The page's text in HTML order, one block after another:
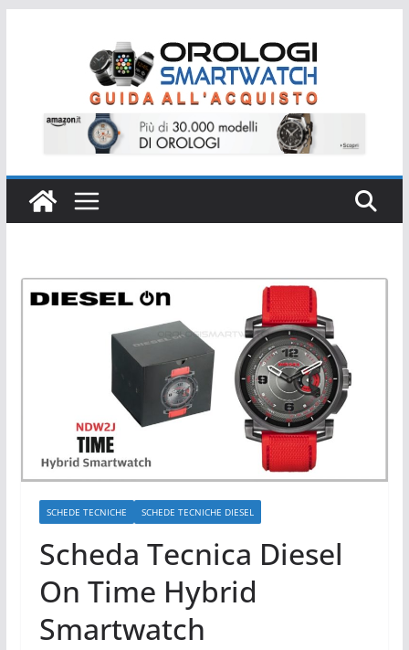
SCHEDE TECNICHE SCHEDE TECNICHE DIESEL
Scheda Tecnica Diesel
On Time Hybrid
Smartwatch